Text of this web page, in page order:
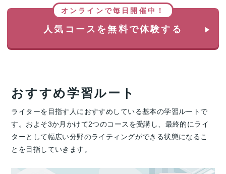
オンラインで毎日開催中！
人気コースを無料で体験する
おすすめ学習ルート
ライターを目指す人におすすめしている基本の学習ルートで
す。およそ3か月かけて2つのコースを受講し、最終的にライ
ターとして幅広い分野のライティングができる状態になるこ
とを目指していきます。